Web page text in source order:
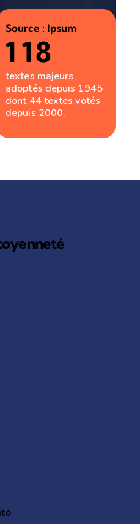
Source : Ipsum
1 18
textes majeurs
adoptés depuis 1945
dont 44 textes votés
depuis 2000.